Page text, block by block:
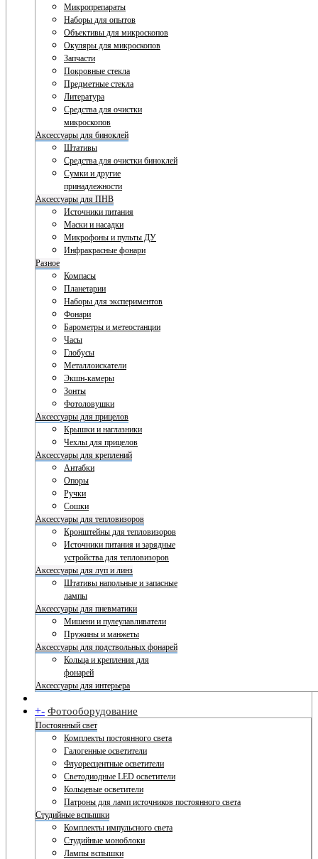
Микропрепараты
Наборы для опытов
Объективы для микроскопов
Окуляры для микроскопов
Запчасти
Покровные стекла
Предметные стекла
Литература
Средства для очистки
микроскопов
Аксессуары для биноклей
Штативы
Средства для очистки биноклей
Сумки и другие
принадлежности
Аксессуары для ПНВ
Источники питания
Маски и насадки
Микрофоны и пульты ДУ
Инфракрасные фонари
Разное
Компасы
Планетарии
Наборы для экспериментов
Фонари
Барометры и метеостанции
Часы
Глобусы
Металлоискатели
Экшн-камеры
Зонты
Фотоловушки
Аксессуары для прицелов
Крышки и наглазники
Чехлы для прицелов
Аксессуары для креплений
Антабки
Опоры
Ручки
Сошки
Аксессуары для тепловизоров
Кронштейны для тепловизоров
Источники питания и зарядные
устройства для тепловизоров
Аксессуары для луп и линз
Штативы напольные и запасные
лампы
Аксессуары для пневматики
Мишени и пулеулавливатели
Пружины и манжеты
Аксессуары для подствольных фонарей
Кольца и крепления для
фонарей
Аксессуары для интерьера
+- Фотооборудование
Постоянный свет
Комплекты постоянного света
Галогенные осветители
Флуоресцентные осветители
Светодиодные LED осветители
Кольцевые осветители
Патроны для ламп источников постоянного света
Студийные вспышки
Комплекты импульсного света
Студийные моноблоки
Лампы вспышки